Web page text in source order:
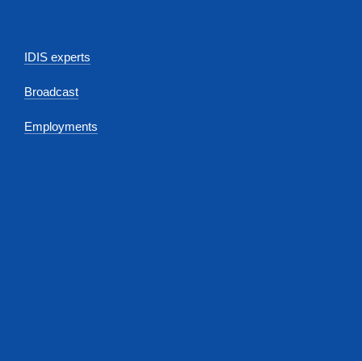
IDIS experts
Broadcast
Employments